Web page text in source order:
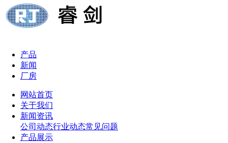
产品
新闻
厂房
网站首页
关于我们
新闻资讯
公司动态行业动态常见问题
产品展示